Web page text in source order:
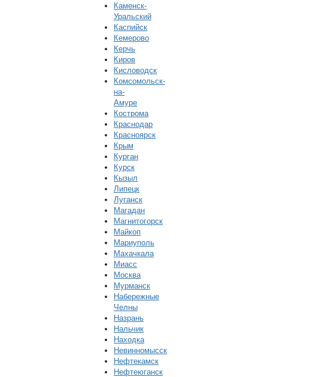
Каменск-
Уральский
Каспийск
Кемерово
Керчь
Киров
Кисловодск
Комсомольск-
на-
Амуре
Кострома
Краснодар
Красноярск
Крым
Курган
Курск
Кызыл
Липецк
Луганск
Магадан
Магнитогорск
Майкоп
Мариуполь
Махачкала
Миасс
Москва
Мурманск
Набережные
Челны
Назрань
Нальчик
Находка
Невинномысск
Нефтекамск
Нефтеюганск